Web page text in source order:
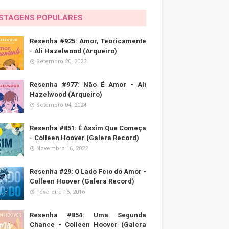
POPULARES
Resenha #925: Amor, Teoricamente
- Ali Hazelwood (Arqueiro)
Setembro 20, 2023
Resenha #977: Não É Amor - Ali
Hazelwood (Arqueiro)
Setembro 04, 2024
Resenha #851: É Assim Que Começa
- Colleen Hoover (Galera Record)
Novembro 16, 2022
Resenha #29: O Lado Feio do Amor -
Colleen Hoover (Galera Record)
Fevereiro 16, 2016
Resenha #854: Uma Segunda
Chance - Colleen Hoover (Galera